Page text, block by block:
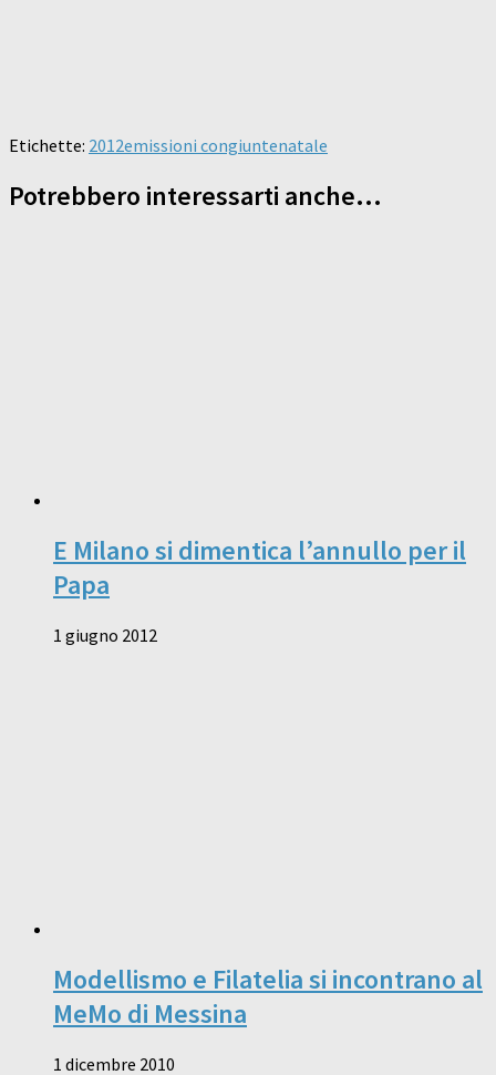
Etichette: 2012emissioni congiuntenatale
Potrebbero interessarti anche...
E Milano si dimentica l’annullo per il
Papa
1 giugno 2012
Modellismo e Filatelia si incontrano al
MeMo di Messina
1 dicembre 2010